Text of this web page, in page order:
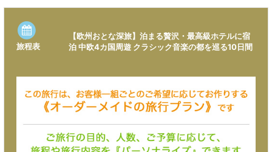
旅程表
【欧州おとな深旅】泊まる贅沢・最高級ホテルに宿
泊 中欧4カ国周遊 クラシック音楽の都を巡る10日間